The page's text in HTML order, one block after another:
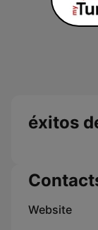
éxitos
Website